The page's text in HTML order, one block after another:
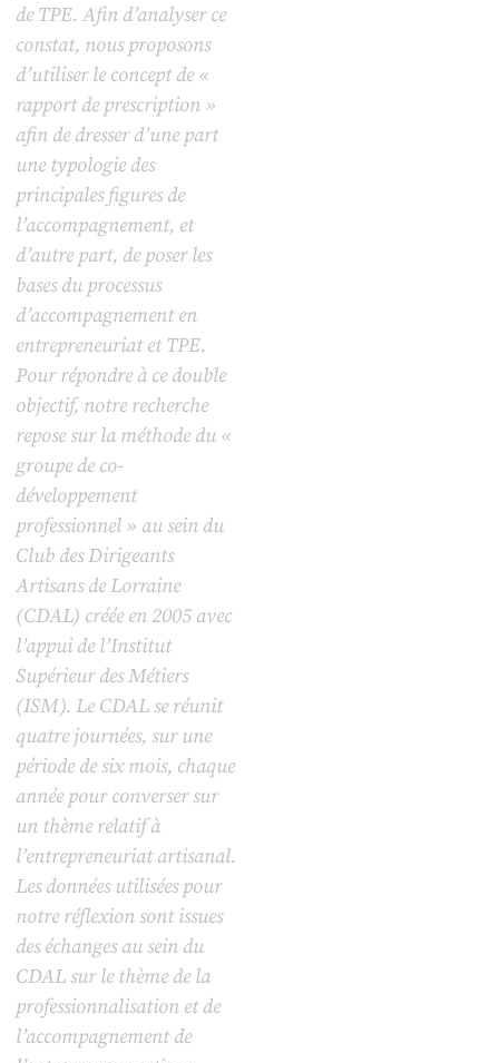
de TPE. Afin d’analyser ce
constat, nous proposons
d’utiliser le concept de «
rapport de prescription »
afin de dresser d’une part
une typologie des
principales figures de
l’accompagnement, et
d’autre part, de poser les
bases du processus
d’accompagnement en
entrepreneuriat et TPE.
Pour répondre à ce double
objectif, notre recherche
repose sur la méthode du «
groupe de co-
développement
professionnel » au sein du
Club des Dirigeants
Artisans de Lorraine
(CDAL) créée en 2005 avec
l’appui de l’Institut
Supérieur des Métiers
(ISM). Le CDAL se réunit
quatre journées, sur une
période de six mois, chaque
année pour converser sur
un thème relatif à
l’entrepreneuriat artisanal.
Les données utilisées pour
notre réflexion sont issues
des échanges au sein du
CDAL sur le thème de la
professionnalisation et de
l’accompagnement de